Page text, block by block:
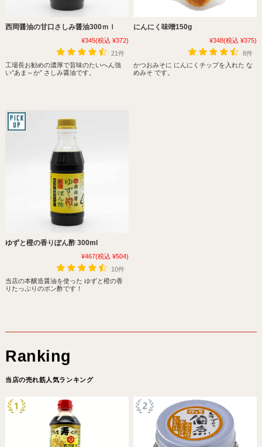
西岡醤油の甘口さしみ醤油300ｍｌ
¥345(税込 ¥372)
21件
工場長お勧めの濃厚で旨味のたいへん強
い”あま～か” さしみ醤油です。
にんにく味噌150g
¥348(税込 ¥375)
8件
かつおみそに にんにくチップを入れた な
めみそ です。
ゆずと橙の香りぽん酢 300ml
¥467(税込 ¥504)
10件
当店の本醸造醤油を使った ゆずと橙の香
りたっぷりのポン酢です！
当店の売れ筋人気ランキング